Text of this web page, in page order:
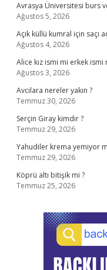
Avrasya Üniversitesi burs
Ağustos 5, 2026
Açık küllü kumral için saçı
Ağustos 4, 2026
Alice kız ismi mi erkek ismi
Ağustos 3, 2026
Avcılara nereler yakın ?
Temmuz 30, 2026
Serçin Giray kimdir ?
Temmuz 29, 2026
Yahudiler krema yemiyor
Temmuz 29, 2026
Köprü altı bitişik mi ?
Temmuz 25, 2026